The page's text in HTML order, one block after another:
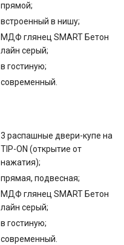
прямой;
встроенный в нишу;
МДФ глянец SMART Бетон
лайн серый;
в гостиную;
современный.
3 распашные двери-купе на
TIP-ON (открытие от
нажатия);
прямая, подвесная;
МДФ глянец SMART Бетон
лайн серый;
в гостиную;
современный.